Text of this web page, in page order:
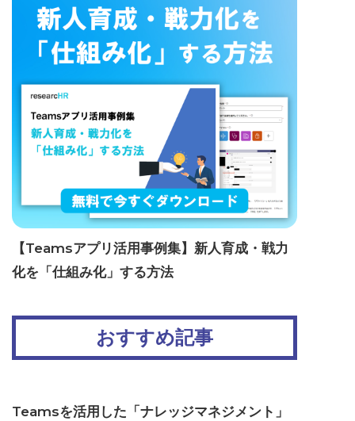
【Teamsアプリ活用事例集】新人育成・戦力
化を「仕組み化」する方法
おすすめ記事
Teamsを活用した「ナレッジマネジメント」